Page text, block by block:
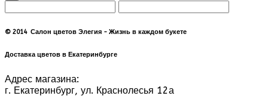
© 2014 Салон цветов Элегия - Жизнь в каждом букете
Доставка цветов в Екатеринбурге
Адрес магазина:
г. Екатеринбург, ул. Краснолесья 12а